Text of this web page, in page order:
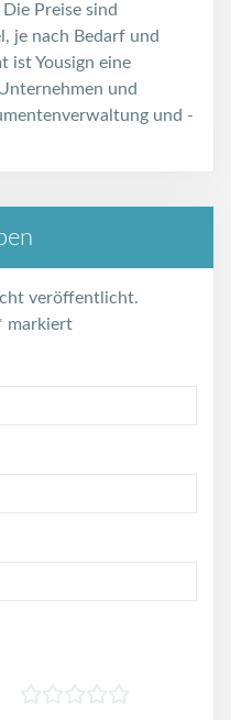
Preise sind
je nach Bedarf und
ist Yousign eine
und
und -
veröffentlicht.
markiert